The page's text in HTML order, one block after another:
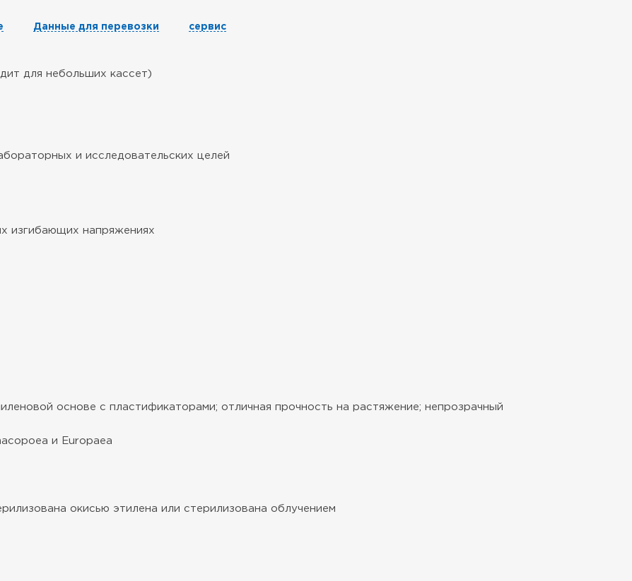
Данные для перевозки сервис
для небольших кассет)
и исследовательских целей
изгибающих напряжениях
основе с пластификаторами; отличная прочность на растяжение; непрозрачный
и Europaea
окисью этилена или стерилизована облучением